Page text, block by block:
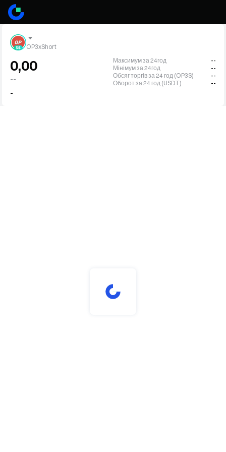
OP3xShort
0,00
--
-
Максимум за 24год
--
Мінімум за 24год
--
Обсяг торгів за 24 год (OP3S)
--
Оборот за 24 год (USDT)
--